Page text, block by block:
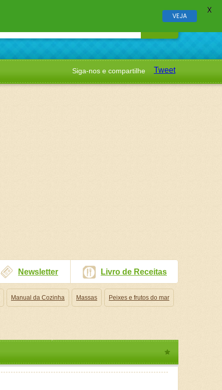
Siga-nos e compartilhe Tweet
Newsletter Livro de Receitas
Manual da Cozinha Massas Peixes e frutos do mar
VEJA
X